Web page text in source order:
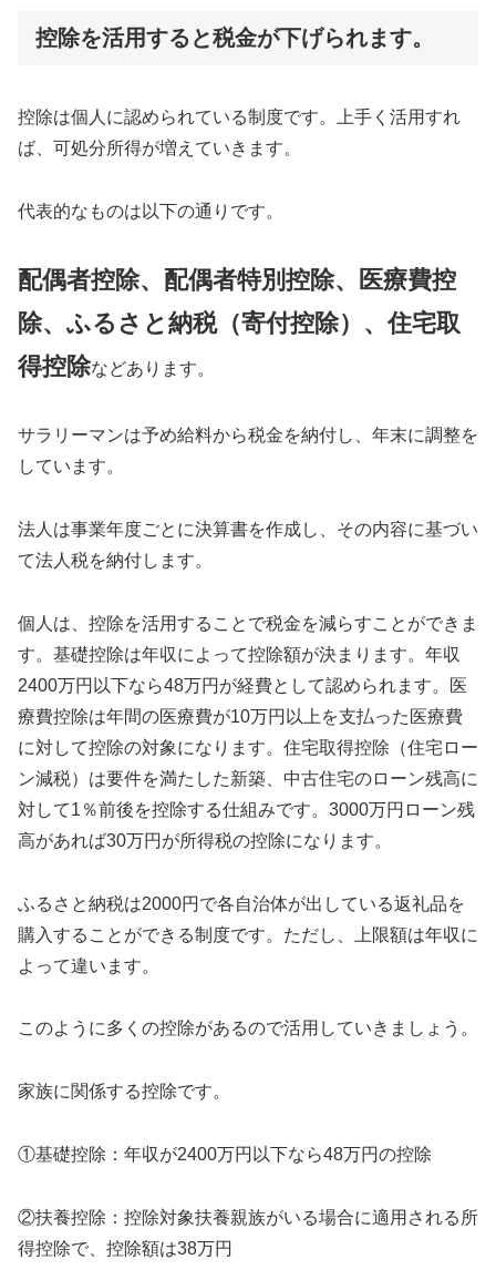
控除を活用すると税金が下げられます。
控除は個人に認められている制度です。上手く活用すれ
ば、可処分所得が増えていきます。
代表的なものは以下の通りです。
配偶者控除、配偶者特別控除、医療費控
除、ふるさと納税（寄付控除）、住宅取
得控除などあります。
サラリーマンは予め給料から税金を納付し、年末に調整を
しています。
法人は事業年度ごとに決算書を作成し、その内容に基づい
て法人税を納付します。
個人は、控除を活用することで税金を減らすことができま
す。基礎控除は年収によって控除額が決まります。年収
2400万円以下なら48万円が経費として認められます。医
療費控除は年間の医療費が10万円以上を支払った医療費
に対して控除の対象になります。住宅取得控除（住宅ロー
ン減税）は要件を満たした新築、中古住宅のローン残高に
対して1％前後を控除する仕組みです。3000万円ローン残
高があれば30万円が所得税の控除になります。
ふるさと納税は2000円で各自治体が出している返礼品を
購入することができる制度です。ただし、上限額は年収に
よって違います。
このように多くの控除があるので活用していきましょう。
家族に関係する控除です。
①基礎控除：年収が2400万円以下なら48万円の控除
②扶養控除：控除対象扶養親族がいる場合に適用される所
得控除で、控除額は38万円